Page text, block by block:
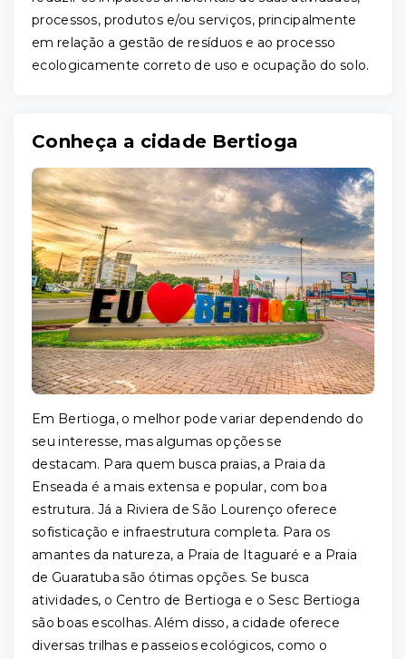
processos, produtos e/ou serviços, principalmente
em relação a gestão de resíduos e ao processo
ecologicamente correto de uso e ocupação do solo.
Conheça a cidade Bertioga
Em Bertioga, o melhor pode variar dependendo do
seu interesse, mas algumas opções se
destacam. Para quem busca praias, a Praia da
Enseada é a mais extensa e popular, com boa
estrutura. Já a Riviera de São Lourenço oferece
sofisticação e infraestrutura completa. Para os
amantes da natureza, a Praia de Itaguaré e a Praia
de Guaratuba são ótimas opções. Se busca
atividades, o Centro de Bertioga e o Sesc Bertioga
são boas escolhas. Além disso, a cidade oferece
diversas trilhas e passeios ecológicos, como o